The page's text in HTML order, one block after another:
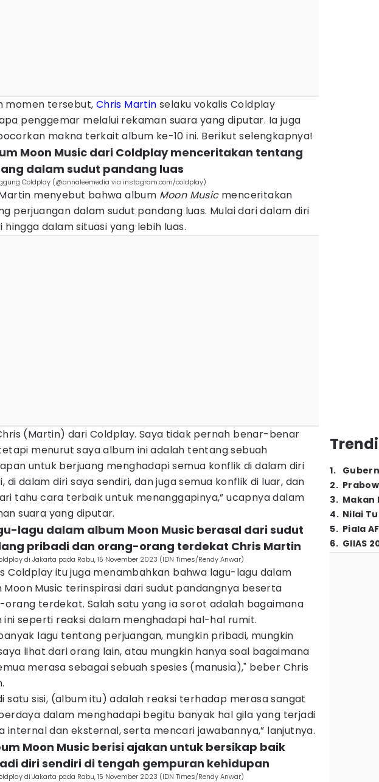
momen tersebut, Chris Martin selaku vokalis Coldplay
penggemar melalui rekaman suara yang diputar. Ia juga
makna terkait album ke-10 ini. Berikut selengkapnya!
Moon Music dari Coldplay menceritakan tentang
dalam sudut pandang luas
Coldplay (@annaleemedia via instagram.com/coldplay)
menyebut bahwa album Moon Musicmenceritakan
perjuangan dalam sudut pandang luas. Mulai dari dalam diri
hingga dalam situasi yang lebih luas.
(Martin) dari Coldplay. Saya tidak pernah benar-benar
menurut saya album ini adalah tentang sebuah
untuk berjuang menghadapi semua konflik di dalam diri
di dalam diri saya sendiri, dan juga semua konflik di luar, dan
tahu cara terbaik untuk menanggapinya,” ucapnya dalam
suara yang diputar.
lagu dalam album Moon Music berasal dari sudut
pribadi dan orang-orang terdekat Chris Martin
di Jakarta pada Rabu, 15 November 2023 (IDN Times/Rendy Anwar)
Coldplay itu juga menambahkan bahwa lagu-lagu dalam
Moon Music terinspirasi dari sudut pandangnya beserta
orang terdekat. Salah satu yang ia sorot adalah bagaimana
ini seperti reaksi dalam menghadapi hal-hal rumit.
lagu tentang perjuangan, mungkin pribadi, mungkin
lihat dari orang lain, atau mungkin hanya soal bagaimana
merasa sebagai sebuah spesies (manusia)," beber Chris
satu sisi, (album itu) adalah reaksi terhadap merasa sangat
dalam menghadapi begitu banyak hal gila yang terjadi
internal dan eksternal, serta mencari jawabannya,” lanjutnya.
Moon Music berisi ajakan untuk ⁠bersikap baik
diri sendiri di tengah gempuran kehidupan
di Jakarta pada Rabu, 15 November 2023 (IDN Times/Rendy Anwar)
1.
2.
3. Makan
4. Nilai
5. Piala
6. GIIAS